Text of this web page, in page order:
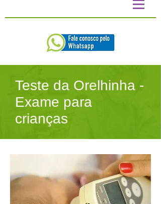
Teste da Orelhinha -
Exame para
crianças